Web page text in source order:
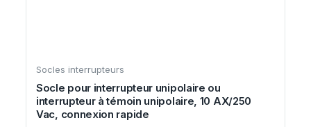
Socles interrupteurs
Socle pour interrupteur unipolaire ou
interrupteur à témoin unipolaire, 10 AX/250
Vac, connexion rapide